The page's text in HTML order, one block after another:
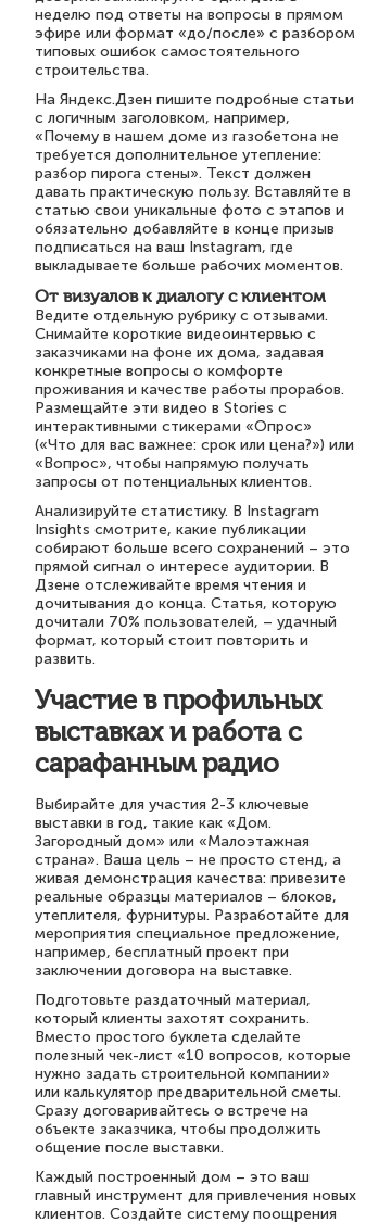
неделю под ответы на вопросы в прямом
эфире или формат «до/после» с разбором
типовых ошибок самостоятельного
строительства.
На Яндекс.Дзен пишите подробные статьи
с логичным заголовком, например,
«Почему в нашем доме из газобетона не
требуется дополнительное утепление:
разбор пирога стены». Текст должен
давать практическую пользу. Вставляйте в
статью свои уникальные фото с этапов и
обязательно добавляйте в конце призыв
подписаться на ваш Instagram, где
выкладываете больше рабочих моментов.
От визуалов к диалогу с клиентом
Ведите отдельную рубрику с отзывами.
Снимайте короткие видеоинтервью с
заказчиками на фоне их дома, задавая
конкретные вопросы о комфорте
проживания и качестве работы прорабов.
Размещайте эти видео в Stories с
интерактивными стикерами «Опрос»
(«Что для вас важнее: срок или цена?») или
«Вопрос», чтобы напрямую получать
запросы от потенциальных клиентов.
Анализируйте статистику. В Instagram
Insights смотрите, какие публикации
собирают больше всего сохранений – это
прямой сигнал о интересе аудитории. В
Дзене отслеживайте время чтения и
дочитывания до конца. Статья, которую
дочитали 70% пользователей, – удачный
формат, который стоит повторить и
развить.
Участие в профильных
выставках и работа с
сарафанным радио
Выбирайте для участия 2-3 ключевые
выставки в год, такие как «Дом.
Загородный дом» или «Малоэтажная
страна». Ваша цель – не просто стенд, а
живая демонстрация качества: привезите
реальные образцы материалов – блоков,
утеплителя, фурнитуры. Разработайте для
мероприятия специальное предложение,
например, бесплатный проект при
заключении договора на выставке.
Подготовьте раздаточный материал,
который клиенты захотят сохранить.
Вместо простого буклета сделайте
полезный чек-лист «10 вопросов, которые
нужно задать строительной компании»
или калькулятор предварительной сметы.
Сразу договаривайтесь о встрече на
объекте заказчика, чтобы продолжить
общение после выставки.
Каждый построенный дом – это ваш
главный инструмент для привлечения новых
клиентов. Создайте систему поощрения